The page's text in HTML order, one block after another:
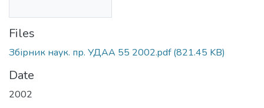
Files
Збірник наук. пр. УДАА 55 2002.pdf (821.45 KB)
Date
2002